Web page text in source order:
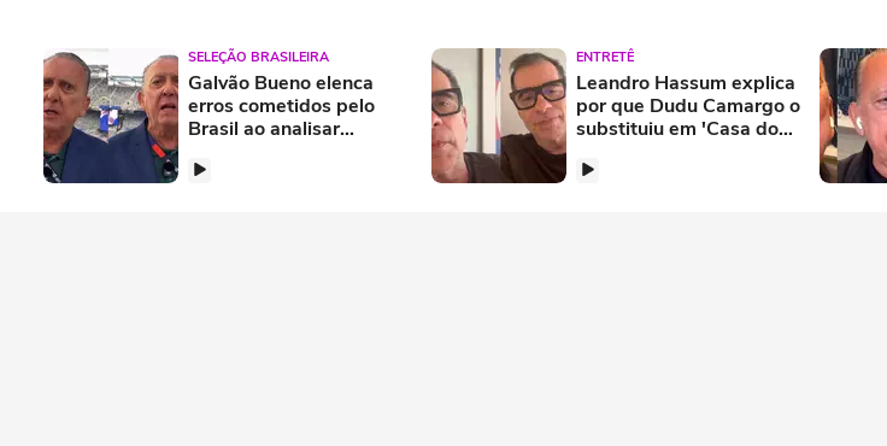
SELEÇÃO BRASILEIRA
Galvão Bueno elenca
erros cometidos pelo
Brasil ao analisar
Noruega
ENTRETÊ
Leandro Hassum explica
por que Dudu Camargo o
substituiu em 'Casa do